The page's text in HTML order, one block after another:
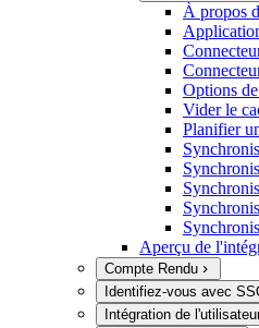
À propos
Options
Vider le
Planifier
Aperçu de
Compte Rendu
Identifiez-vous avec
Intégration de